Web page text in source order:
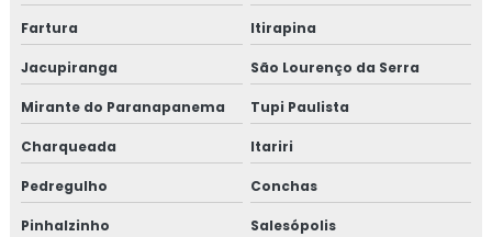
Fartura Itirapina
Jacupiranga São Lourenço da Serra
Mirante do Paranapanema Tupi Paulista
Charqueada Itariri
Pedregulho Conchas
Pinhalzinho Salesópolis